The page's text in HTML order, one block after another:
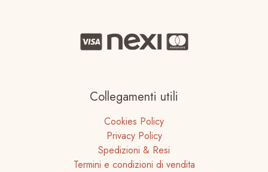
Collegamenti utili
Cookies Policy
Privacy Policy
Spedizioni & Resi
Termini e condizioni di vendita